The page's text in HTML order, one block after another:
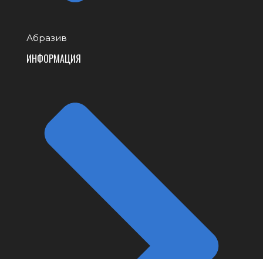
Абразив
ИНФОРМАЦИЯ